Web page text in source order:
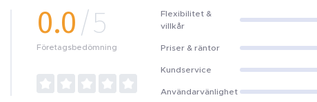
0.0/5
Företagsbedömning
Flexibilitet &
villkår
Priser & räntor
Kundservice
Användarvänlighet